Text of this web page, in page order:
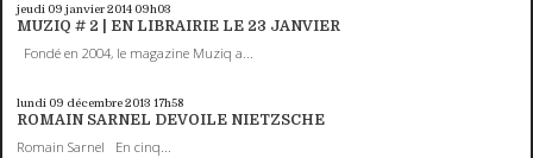
jeudi 09 janvier 2014 09h03
MUZIQ # 2 | EN LIBRAIRIE LE 23 JANVIER
Fondé en 2004, le magazine Muziq a...
lundi 09 décembre 2013 17h58
ROMAIN SARNEL DEVOILE NIETZSCHE
Romain Sarnel En cinq...